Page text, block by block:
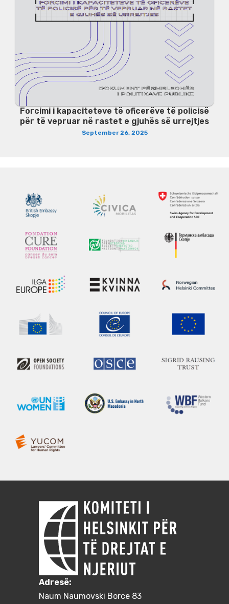
Forcimi i kapaciteteve të oficerëve të policisë
për të vepruar në rastet e gjuhës së urrejtjes
September 26, 2025
Adresë:
Naum Naumovski Borce 83